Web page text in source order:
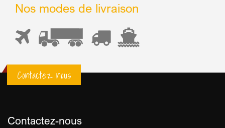
Nos modes de livraison
Contactez nous
Contactez-nous